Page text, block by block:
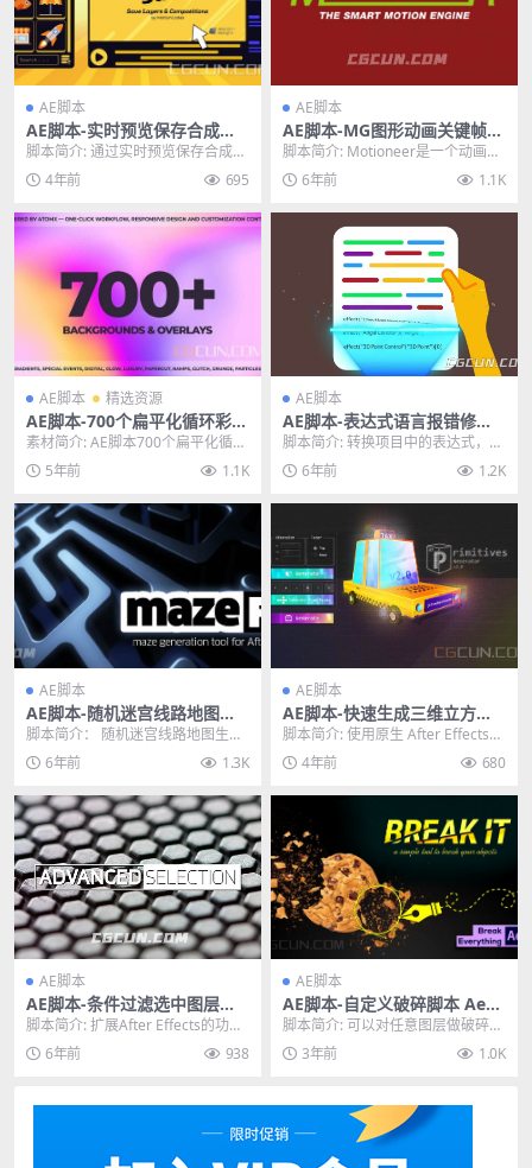
AE脚本
AE脚本-实时预览保存合成图
层和属性脚本 Save Objects
1.1.2 含使用教程
脚本简介: 通过实时预览保存合成、
图层和属性。预设、字体、蒙版、
标记、关键帧插值...
4年前 695
AE脚本
AE脚本-MG图形动画关键帧复
制粘贴控制脚本 Motioneer V
1.1.2 WIN/MAC
脚本简介: Motioneer是一个动画库
引擎。 能够对图层上的关键帧批量
复制，...
6年前 1.1K
AE脚本 精选资源
AE脚本-700个扁平化循环彩色
渐变背景动画预设包
素材简介: AE脚本700个扁平化循环
彩色渐变背景动画预设包，包含70
0组扁平化...
5年前 1.1K
AE脚本
AE脚本-表达式语言报错修复
工具脚本 ExpressionUnivers
alizer v3.2.0
脚本简介: 转换项目中的表达式，使
其与以任何语言运行的After Effect
s... 6年前 1.2K
AE脚本
AE脚本-随机迷宫线路地图生
成通关路径动画脚本 mazeFX
v1.2 WIN/MAC
脚本简介： 随机迷宫线路地图生成
通关路径动画AE脚本 mazeFX v1.2
是A...6年前 1.3K
AE脚本
AE脚本-快速生成三维立方体
圆柱矩形图层工具 3D Primiti
ves Generator V2.0
脚本简介: 使用原生 After Effects
图层生成 3D 对象。只需单击...
4年前 680
AE脚本
AE脚本-条件过滤选中图层脚
本 Advanced Selection v1.0
脚本简介: 扩展After Effects的功能
以选择图层。它提供了大量过滤器
供...6年前 938
AE脚本
AE脚本-自定义破碎脚本 Aesc
ripts Break It V1.1.2
脚本简介: 可以对任意图层做破碎动
画效果，自定义控制需要破碎的位
置、破碎的程度等...
3年前 1.0K